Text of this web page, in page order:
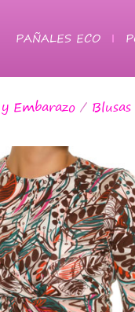
PAÑALES ECO
Embarazo / Blusas